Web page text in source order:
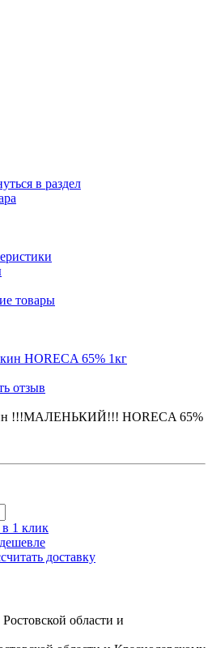
отзыв
!!!МАЛЕНЬКИЙ!!! HORECA 65%
1 клик
доставку